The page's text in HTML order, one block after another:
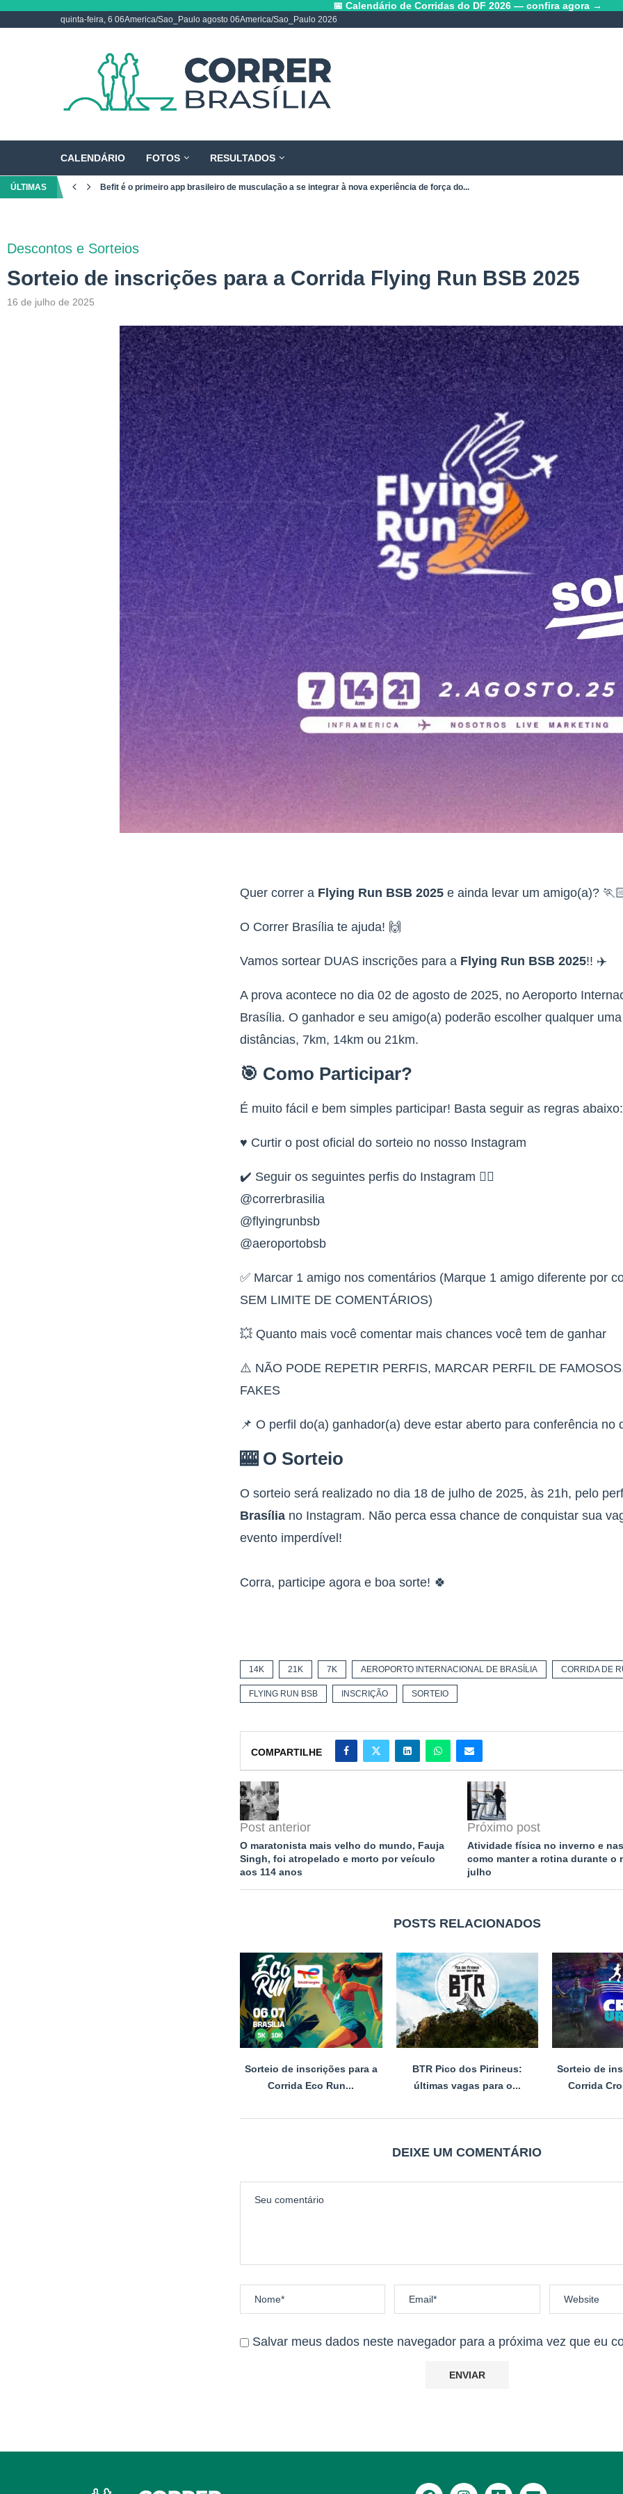
📅 Calendário de Corridas do DF 2026 — confira agora →
quinta-feira, 6 06America/Sao_Paulo agosto 06America/Sao_Paulo 2026
CALENDÁRIO FOTOS RESULTADOS
ÚLTIMAS Befit é o primeiro app brasileiro de musculação a se integrar à nova experiência de força do...
Descontos e Sorteios
Sorteio de inscrições para a Corrida Flying Run BSB 2025
16 de julho de 2025
Quer correr a Flying Run BSB 2025e ainda levar um amigo(a)?
O Correr Brasília te ajuda! 🙌
Vamos sortear DUAS inscrições para a Flying Run BSB 2025!! ✈️
A prova acontece no dia 02 de agosto de 2025, no Aeroporto
Brasília. O ganhador e seu amigo(a) poderão escolher qualquer
distâncias, 7km, 14km ou 21km.
🎯 Como Participar?
É muito fácil e bem simples participar! Basta seguir as regras abaixo:
♥️ Curtir o post oficial do sorteio no nosso Instagram
✔️ Seguir os seguintes perfis do Instagram 👇🏼
@correrbrasilia
@flyingrunbsb
@aeroportobsb
✅ Marcar 1 amigo nos comentários (Marque 1 amigo diferente por
SEM LIMITE DE COMENTÁRIOS)
💥 Quanto mais você comentar mais chances você tem de ganhar
⚠️ NÃO PODE REPETIR PERFIS, MARCAR PERFIL DE
FAKES
📌 O perfil do(a) ganhador(a) deve estar aberto para conferência no
🎰 O Sorteio
O sorteio será realizado no dia 18 de julho de 2025, às 21h, pelo
Brasíliano Instagram. Não perca essa chance de conquistar sua
evento imperdível!
Corra, participe agora e boa sorte! 🍀
14K 21K 7K AEROPORTO INTERNACIONAL DE BRASÍLIA CORRIDA DE
FLYING RUN BSB INSCRIÇÃO SORTEIO
COMPARTILHE
Post anterior
O maratonista mais velho do mundo, Fauja
Singh, foi atropelado e morto por veículo
aos 114 anos
Próximo post
Atividade física no inverno e
como manter a rotina durante o
julho
POSTS RELACIONADOS
Sorteio de inscrições para a
Corrida Eco Run...
BTR Pico dos Pirineus:
últimas vagas para o...
Sorteio de
Corrida
DEIXE UM COMENTÁRIO
Salvar meus dados neste navegador para a próxima vez que eu